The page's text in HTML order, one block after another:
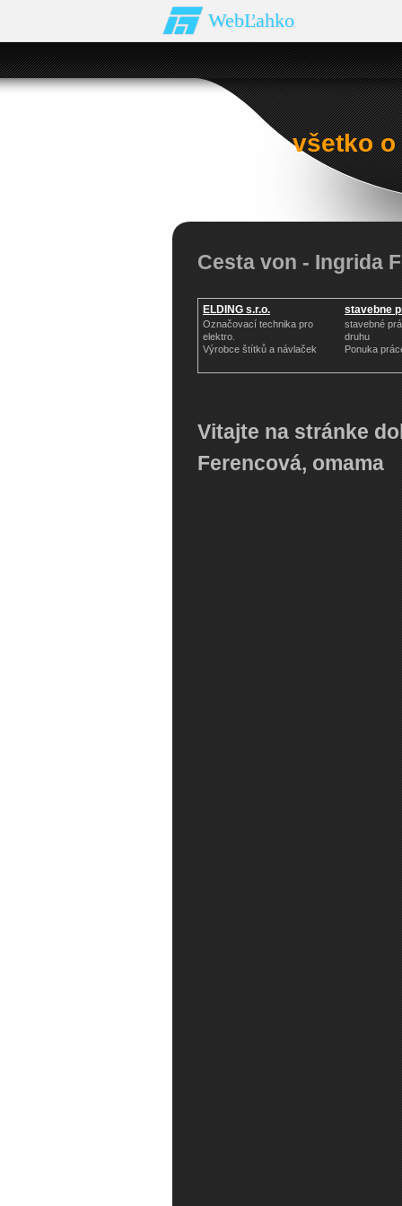
WebĽahko
všetko o
Cesta von - Ingrida
ELDING s.r.o.
Označovací technika pro
elektro.
Výrobce štítků a návlaček
stavebne
stavebné
druhu
Ponuka
Vitajte na stránke
Ferencová‚ omama